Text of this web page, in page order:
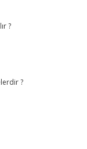
?
?